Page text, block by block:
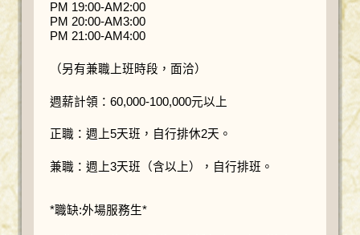
PM 19:00-AM2:00
PM 20:00-AM3:00
PM 21:00-AM4:00
（另有兼職上班時段，面洽）
週薪計領：60,000-100,000元以上
正職：週上5天班，自行排休2天。
兼職：週上3天班（含以上），自行排班。
*職缺:外場服務生*